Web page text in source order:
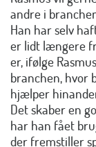
andre i
Han har selv
er lidt længere
er, ifølge
branchen, hvor
hjælper
Det skaber en
har han fået
der fremstiller